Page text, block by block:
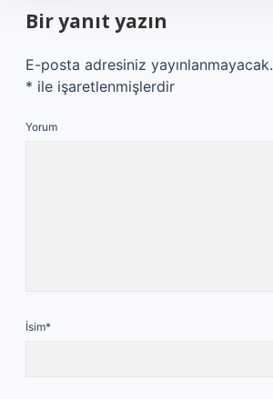
Bir yanıt yazın
E-posta adresiniz yayınlanmayacak.
* ile işaretlenmişlerdir
Yorum
İsim*